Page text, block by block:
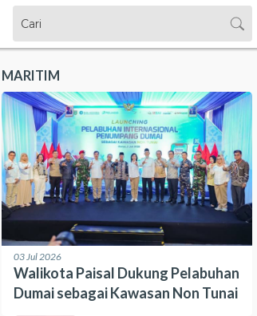
MARITIM
03 Jul 2026
Walikota Paisal Dukung Pelabuhan
Dumai sebagai Kawasan Non Tunai